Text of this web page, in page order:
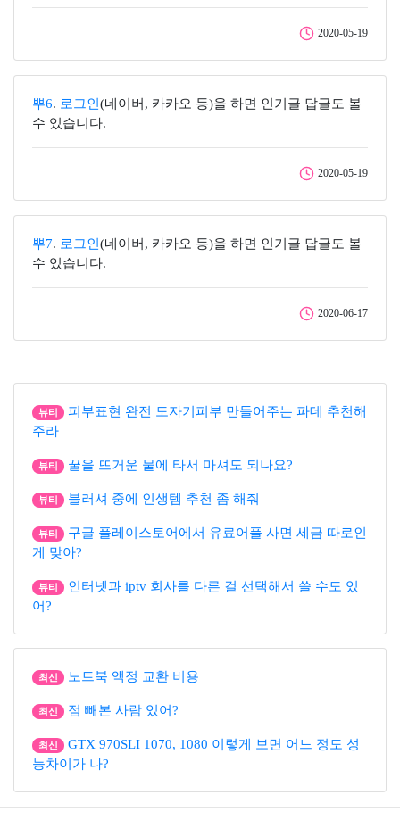
2020-05-19
뿌6. 로그인 (네이버, 카카오 등)을 하면 인기글 답글도 볼
수 있습니다.
2020-05-19
뿌7. 로그인 (네이버, 카카오 등)을 하면 인기글 답글도 볼
수 있습니다.
2020-06-17
뷰티
피부표현 완전 도자기피부 만들어주는 파데 추천해
주라
뷰티 꿀을 뜨거운 물에 타서 마셔도 되나요?
뷰티 블러셔 중에 인생템 추천 좀 해줘
뷰티
구글 플레이스토어에서 유료어플 사면 세금 따로인
게 맞아?
뷰티
인터넷과 iptv 회사를 다른 걸 선택해서 쓸 수도 있
어?
최신 노트북 액정 교환 비용
최신 점 빼본 사람 있어?
최신
GTX 970SLI 1070, 1080 이렇게 보면 어느 정도 성
능차이가 나?